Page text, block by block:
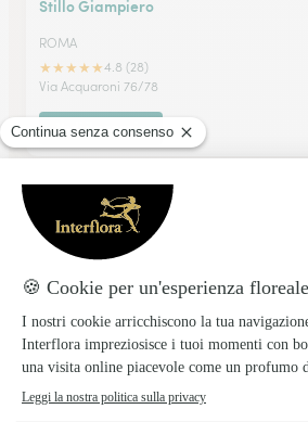
Stillo Giampiero
ROMA
★★★★★4.8 (28)
Via Acquaroni 76/78
Vedi il negozio
Centro Fiori Casilino
ROMA